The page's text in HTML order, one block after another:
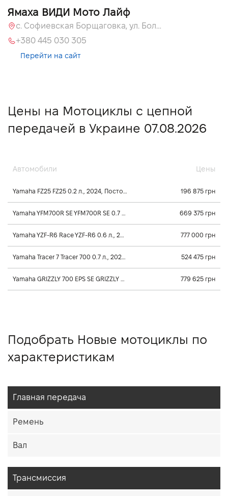
Ямаха ВИДИ Мото Лайф
с. Софиевская Борщаговка, ул. Большая Кольцевая, 58
+380 445 030 305
Перейти на сайт
Цены на Мотоциклы с цепной
передачей в Украине 07.08.2026
Автомобили Цены
Yamaha FZ25 FZ25 0.2 л., 2024, Постоянного зацепления 196 875 грн
Yamaha YFM700R SE YFM700R SE 0.7 л., 2026, Механика 669 375 грн
Yamaha YZF-R6 Race YZF-R6 0.6 л., 2025, Постоянного зацепления 777 000 грн
Yamaha Tracer 7 Tracer 700 0.7 л., 2025, Постоянного зацепления 524 475 грн
Yamaha GRIZZLY 700 EPS SE GRIZZLY 700 EPS SE 0.7 л., 2026, Клиноременный вариатор Ultramatic 779 625 грн
Подобрать Новые мотоциклы по
характеристикам
Главная передача
Ремень
Вал
Трансмиссия